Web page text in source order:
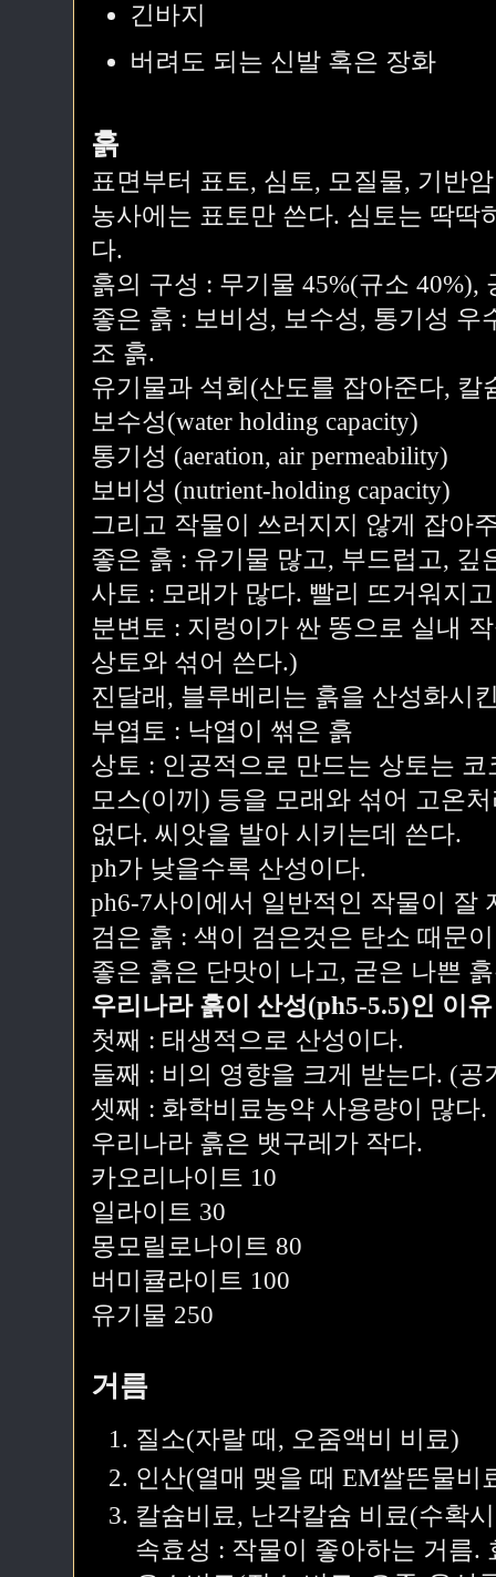
긴바지
버려도 되는 신발 혹은 장화
흙
표면부터 표토, 심토, 모질물, 기반암
농사에는 표토만 쓴다. 심토는 딱딱
다.
흙의 구성 : 무기물 45%(규소 40%),
좋은 흙 : 보비성, 보수성, 통기성
조 흙.
유기물과 석회(산도를 잡아준다,
보수성(water holding capacity)
통기성 (aeration, air permeability)
보비성 (nutrient-holding capacity)
그리고 작물이 쓰러지지 않게 잡아
좋은 흙 : 유기물 많고, 부드럽고, 깊
사토 : 모래가 많다. 빨리 뜨거워지
분변토 : 지렁이가 싼 똥으로 실내
상토와 섞어 쓴다.)
진달래, 블루베리는 흙을 산성화시
부엽토 : 낙엽이 썪은 흙
상토 : 인공적으로 만드는 상토는
모스(이끼) 등을 모래와 섞어 고온
없다. 씨앗을 발아 시키는데 쓴다.
ph가 낮을수록 산성이다.
ph6-7사이에서 일반적인 작물이 잘
검은 흙 : 색이 검은것은 탄소 때문
좋은 흙은 단맛이 나고, 굳은 나쁜
우리나라 흙이 산성(ph5-5.5)인 이유
첫째 : 태생적으로 산성이다.
둘째 : 비의 영향을 크게 받는다. (
셋째 : 화학비료농약 사용량이 많다.
우리나라 흙은 뱃구레가 작다.
카오리나이트 10
일라이트 30
몽모릴로나이트 80
버미큘라이트 100
유기물 250
거름
질소(자랄 때, 오줌액비 비료)
인산(열매 맺을 때 EM쌀뜬물비
칼슘비료, 난각칼슘 비료(수확
속효성 : 작물이 좋아하는 거름.